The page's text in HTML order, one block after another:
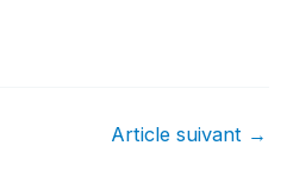
Article suivant →